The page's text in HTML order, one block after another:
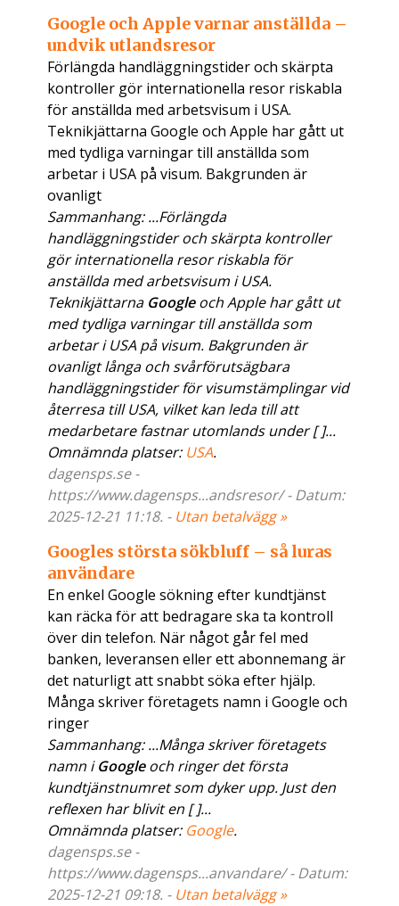
Google och Apple varnar anställda –
undvik utlandsresor
Förlängda handläggningstider och skärpta
kontroller gör internationella resor riskabla
för anställda med arbetsvisum i USA.
Teknikjättarna Google och Apple har gått ut
med tydliga varningar till anställda som
arbetar i USA på visum. Bakgrunden är
ovanligt
Sammanhang: ...Förlängda
handläggningstider och skärpta kontroller
gör internationella resor riskabla för
anställda med arbetsvisum i USA.
Teknikjättarna Googleoch Apple har gått ut
med tydliga varningar till anställda som
arbetar i USA på visum. Bakgrunden är
ovanligt långa och svårförutsägbara
handläggningstider för visumstämplingar vid
återresa till USA, vilket kan leda till att
medarbetare fastnar utomlands under [ ]...
Omnämnda platser: USA.
dagensps.se -
https://www.dagensps...andsresor/ - Datum:
2025-12-21 11:18. - Utan betalvägg »
Googles största sökbluff – så luras
användare
En enkel Google sökning efter kundtjänst
kan räcka för att bedragare ska ta kontroll
över din telefon. När något går fel med
banken, leveransen eller ett abonnemang är
det naturligt att snabbt söka efter hjälp.
Många skriver företagets namn i Google och
ringer
Sammanhang: ...Många skriver företagets
namn iGoogleoch ringer det första
kundtjänstnumret som dyker upp. Just den
reflexen har blivit en [ ]...
Omnämnda platser: Google.
dagensps.se -
https://www.dagensps...anvandare/ - Datum:
2025-12-21 09:18. - Utan betalvägg »